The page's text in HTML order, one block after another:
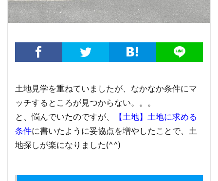
土地見学を重ねていましたが、なかなか条件にマ
ッチするところが見つからない。。。
と、悩んでいたのですが、
【土地】土地に求める
条件に書いたように妥協点を増やしたことで、土
地探しが楽になりました(^^)